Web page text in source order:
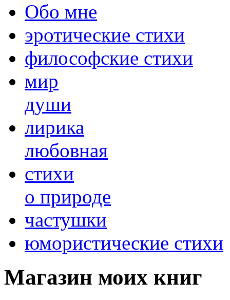
Обо мне
эротические стихи
философские стихи
мир
души
лирика
любовная
cтихи
о природе
частушки
юмористические стихи
Магазин моих книг